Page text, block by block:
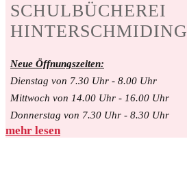
SCHULBÜCHEREI
HINTERSCHMIDING
Neue Öffnungszeiten:
Dienstag von 7.30 Uhr - 8.00 Uhr
Mittwoch von 14.00 Uhr - 16.00 Uhr
Donnerstag von 7.30 Uhr - 8.30 Uhr
mehr lesen